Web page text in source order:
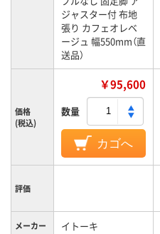
ジャスター付 布地
張り カフェオレベ
ージュ 幅550mm（直
送品）
価格
(税込)
￥95,600
数量
カゴへ
評価
メーカー イトーキ